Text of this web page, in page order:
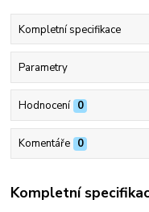
Kompletní specifikace
Parametry
Hodnocení 0
Komentáře 0
Kompletní